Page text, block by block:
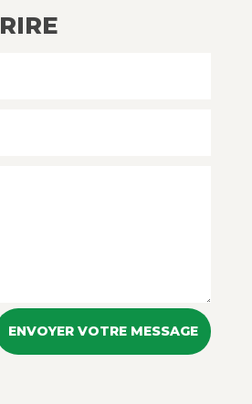
ENVOYER VOTRE MESSAGE